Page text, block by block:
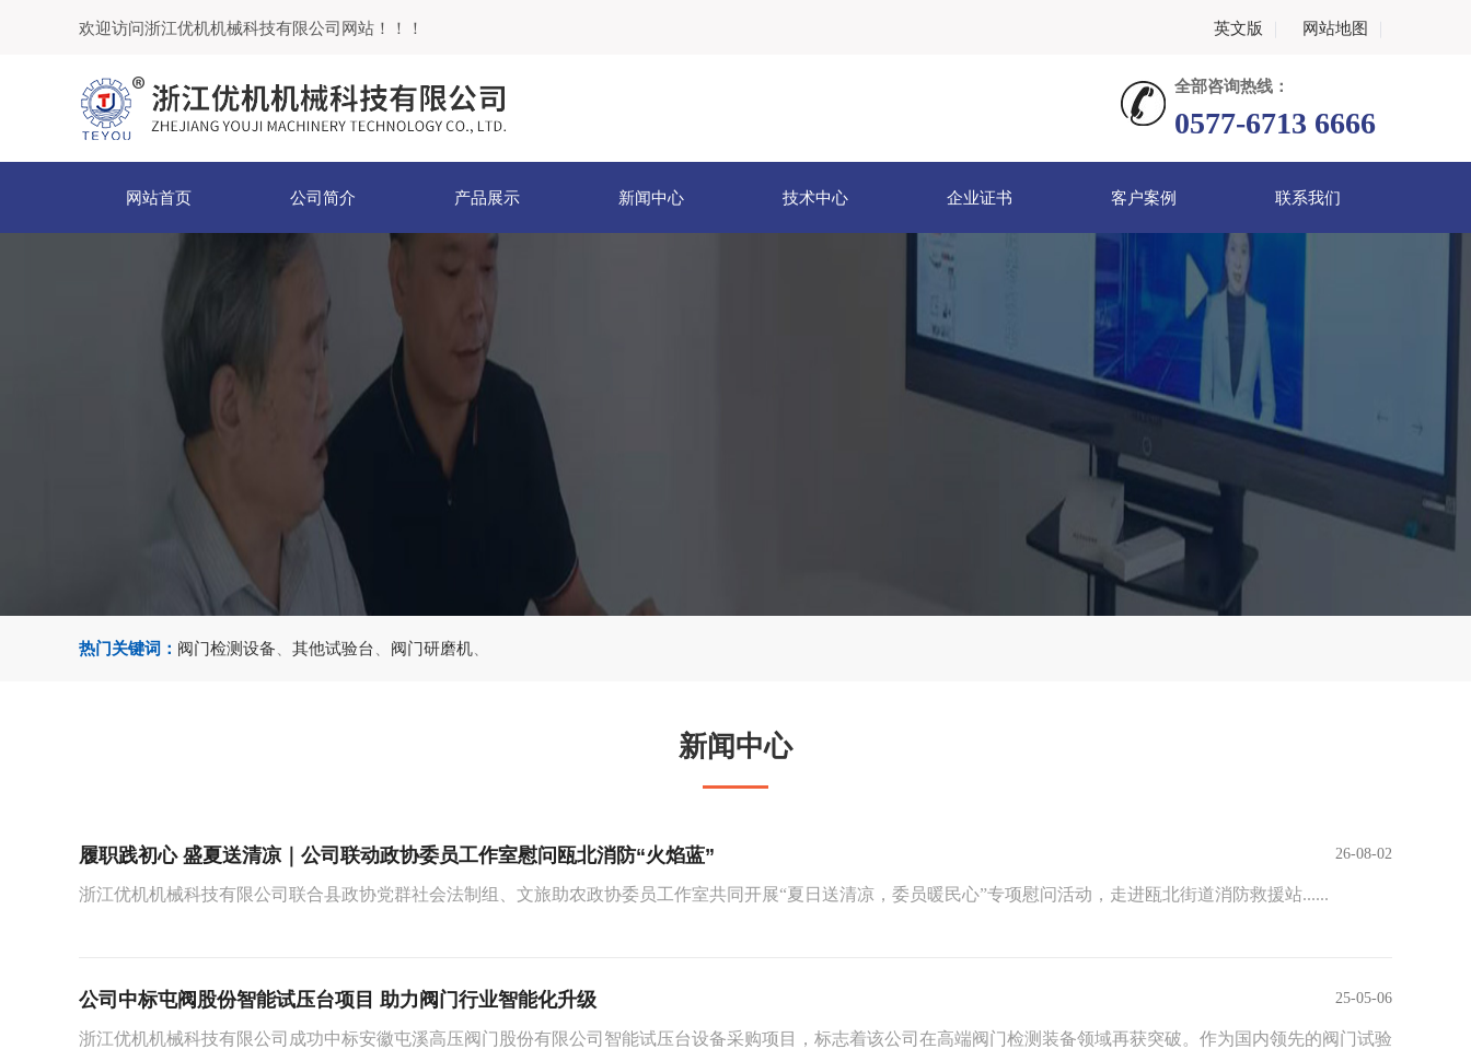
欢迎访问浙江优机机械科技有限公司网站！！！ 英文版 网站地图
全部咨询热线：
0577-6713 6666
网站首页 公司简介 产品展示 新闻中心 技术中心 企业证书 客户案例 联系我们
热门关键词： 阀门检测设备 其他试验台 阀门研磨机
新闻中心
26-08-02
履职践初心 盛夏送清凉｜公司联动政协委员工作室慰问瓯北消防“火焰蓝”
浙江优机机械科技有限公司联合县政协党群社会法制组、文旅助农政协委员工作室共同开展“夏日送清凉，委员暖民心”专项慰问活动，走进瓯北街道消防救援站......
25-05-06
公司中标屯阀股份智能试压台项目 助力阀门行业智能化升级
浙江优机机械科技有限公司成功中标安徽屯溪高压阀门股份有限公司智能试压台设备采购项目，标志着该公司在高端阀门检测装备领域再获突破。作为国内领先的阀门试验